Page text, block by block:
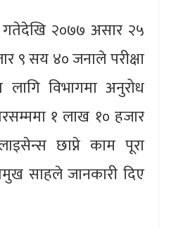
२०७७ असार २५
९ सय ४० जनाले परीक्षा
विभागमा अनुरोध
१ लाख १० हजार
छाप्ने काम पूरा
साहले जानकारी दिए